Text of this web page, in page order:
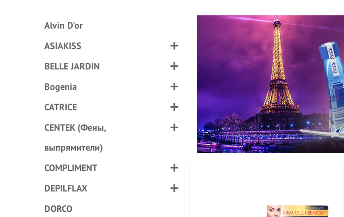
Alvin D'or
ASIAKISS
BELLE JARDIN
Bogenia
CATRICE
CENTEK (Фены,
выпрямители)
COMPLIMENT
DEPILFLAX
DORCO